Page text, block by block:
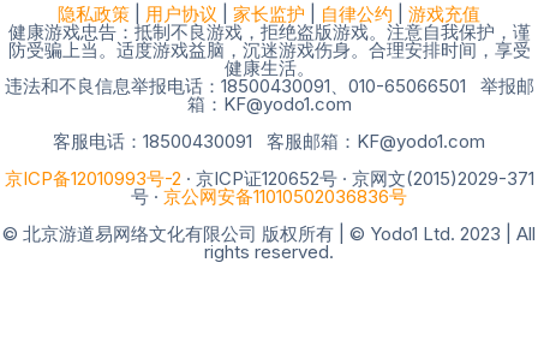
隐私政策 用户协议 家长监护 自律公约 游戏充值
健康游戏忠告：抵制不良游戏，拒绝盗版游戏。注意自我保护，谨
防受骗上当。适度游戏益脑，沉迷游戏伤身。合理安排时间，享受
健康生活。
违法和不良信息举报电话：18500430091、010-65066501 举报邮
箱：KF@yodo1.com
客服电话：18500430091 客服邮箱：KF@yodo1.com
京ICP备12010993号-2 · 京ICP证120652号 · 京网文(2015)2029-371
号 · 京公网安备11010502036836号
© 北京游道易网络文化有限公司 版权所有 | © Yodo1 Ltd. 2023 | All
rights reserved.